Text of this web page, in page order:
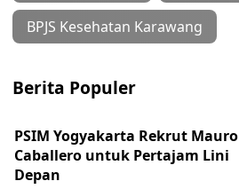
BPJS Kesehatan Karawang
Berita Populer
PSIM Yogyakarta Rekrut Mauro
Caballero untuk Pertajam Lini
Depan